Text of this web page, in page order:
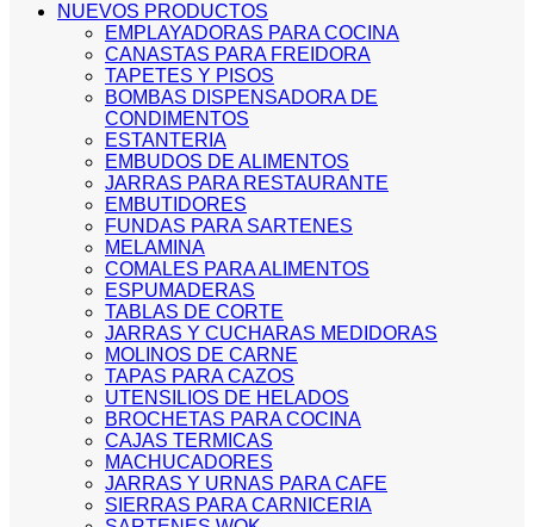
NUEVOS PRODUCTOS
EMPLAYADORAS PARA COCINA
CANASTAS PARA FREIDORA
TAPETES Y PISOS
BOMBAS DISPENSADORA DE
CONDIMENTOS
ESTANTERIA
EMBUDOS DE ALIMENTOS
JARRAS PARA RESTAURANTE
EMBUTIDORES
FUNDAS PARA SARTENES
MELAMINA
COMALES PARA ALIMENTOS
ESPUMADERAS
TABLAS DE CORTE
JARRAS Y CUCHARAS MEDIDORAS
MOLINOS DE CARNE
TAPAS PARA CAZOS
UTENSILIOS DE HELADOS
BROCHETAS PARA COCINA
CAJAS TERMICAS
MACHUCADORES
JARRAS Y URNAS PARA CAFE
SIERRAS PARA CARNICERIA